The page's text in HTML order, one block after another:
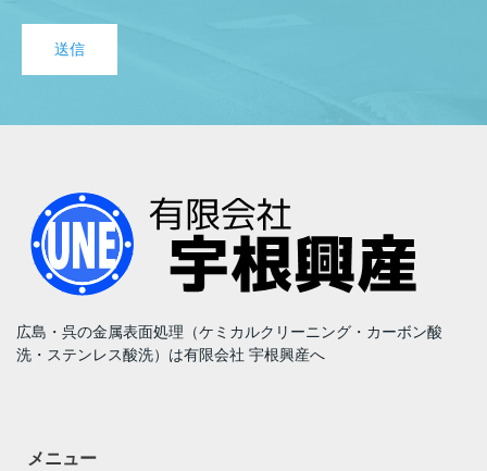
送信
広島・呉の金属表面処理（ケミカルクリーニング・カーボン酸
洗・ステンレス酸洗）は有限会社 宇根興産へ
メニュー